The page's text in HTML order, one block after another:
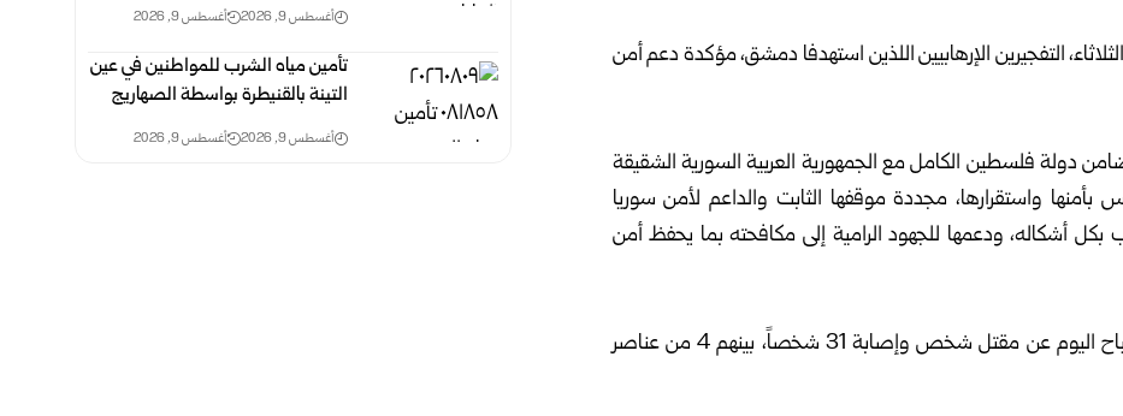
التفجيرين الإرهابيين اللذين استهدفا دمشق، مؤكدة دعم أمن
دولة فلسطين الكامل مع الجمهورية العربية السورية الشقيقة
واستقرارها، مجددة موقفها الثابت والداعم لأمن سوريا
بكل أشكاله، ودعمها للجهود الرامية إلى مكافحته بما يحفظ أمن
صباح اليوم عن مقتل شخص وإصابة 31 شخصاً، بينهم 4 من عناصر
أغسطس 9, 2026 أغسطس 9, 2026
تأمين مياه الشرب للمواطنين في عين
التينة بالقنيطرة ‏بواسطة الصهاريج
أغسطس 9, 2026 أغسطس 9, 2026